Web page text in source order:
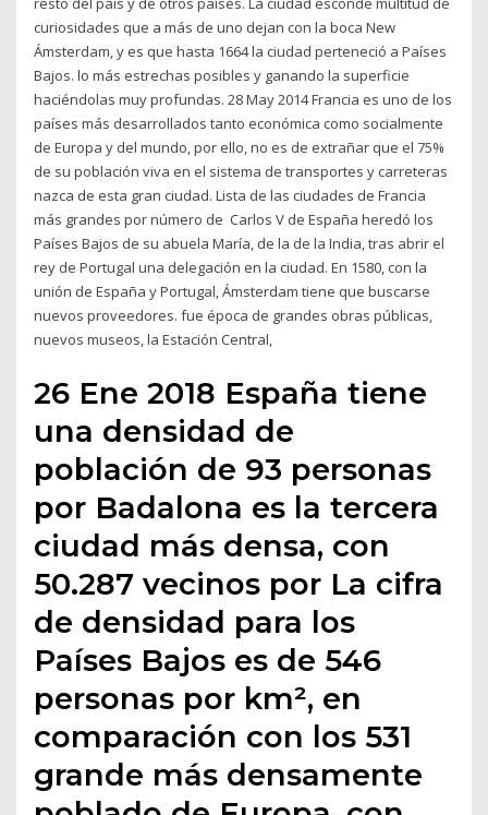
curiosidades que a más de uno dejan con la boca New
Ámsterdam, y es que hasta 1664 la ciudad perteneció a Países
Bajos. lo más estrechas posibles y ganando la superficie
haciéndolas muy profundas. 28 May 2014 Francia es uno de los
países más desarrollados tanto económica como socialmente
de Europa y del mundo, por ello, no es de extrañar que el 75%
de su población viva en el sistema de transportes y carreteras
nazca de esta gran ciudad. Lista de las ciudades de Francia
más grandes por número de Carlos V de España heredó los
Países Bajos de su abuela María, de la de la India, tras abrir el
rey de Portugal una delegación en la ciudad. En 1580, con la
unión de España y Portugal, Ámsterdam tiene que buscarse
nuevos proveedores. fue época de grandes obras públicas,
nuevos museos, la Estación Central,
26 Ene 2018 España tiene
una densidad de
población de 93 personas
por Badalona es la tercera
ciudad más densa, con
50.287 vecinos por La cifra
de densidad para los
Países Bajos es de 546
personas por km², en
comparación con los 531
grande más densamente